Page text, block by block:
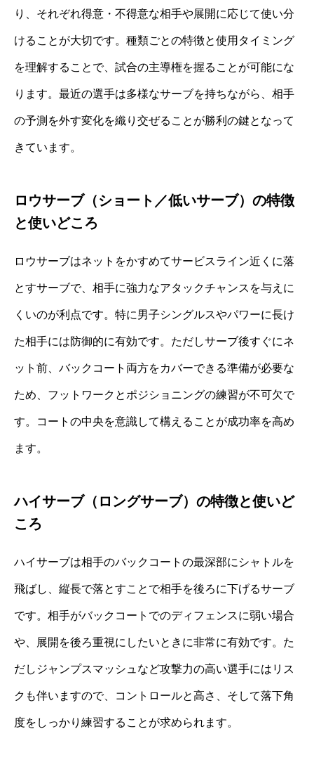
り、それぞれ得意・不得意な相手や展開に応じて使い分
けることが大切です。種類ごとの特徴と使用タイミング
を理解することで、試合の主導権を握ることが可能にな
ります。最近の選手は多様なサーブを持ちながら、相手
の予測を外す変化を織り交ぜることが勝利の鍵となって
きています。
ロウサーブ（ショート／低いサーブ）の特徴
と使いどころ
ロウサーブはネットをかすめてサービスライン近くに落
とすサーブで、相手に強力なアタックチャンスを与えに
くいのが利点です。特に男子シングルスやパワーに長け
た相手には防御的に有効です。ただしサーブ後すぐにネ
ット前、バックコート両方をカバーできる準備が必要な
ため、フットワークとポジショニングの練習が不可欠で
す。コートの中央を意識して構えることが成功率を高め
ます。
ハイサーブ（ロングサーブ）の特徴と使いど
ころ
ハイサーブは相手のバックコートの最深部にシャトルを
飛ばし、縦長で落とすことで相手を後ろに下げるサーブ
です。相手がバックコートでのディフェンスに弱い場合
や、展開を後ろ重視にしたいときに非常に有効です。た
だしジャンプスマッシュなど攻撃力の高い選手にはリス
クも伴いますので、コントロールと高さ、そして落下角
度をしっかり練習することが求められます。